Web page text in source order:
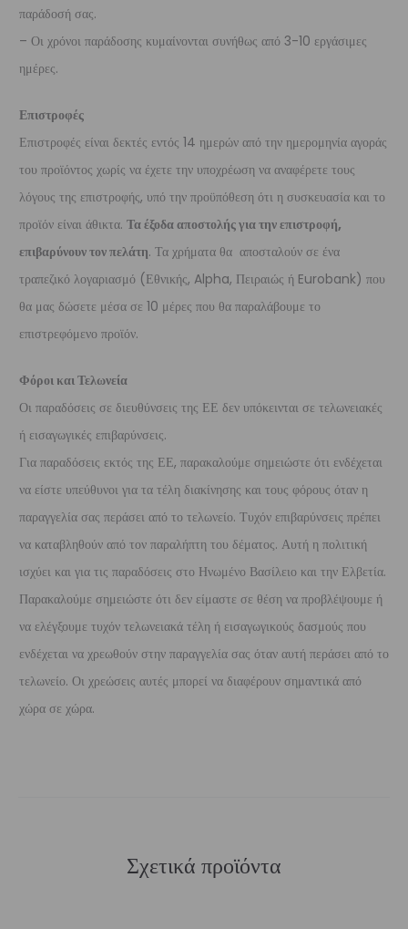
παράδοσή σας.
– Οι χρόνοι παράδοσης κυμαίνονται συνήθως από 3-10 εργάσιμες
ημέρες.
Επιστροφές
Επιστροφές είναι δεκτές εντός 14 ημερών από την ημερομηνία αγοράς
του προϊόντος χωρίς να έχετε την υποχρέωση να αναφέρετε τους
λόγους της επιστροφής, υπό την προϋπόθεση ότι η συσκευασία και το
προϊόν είναι άθικτα. Τα έξοδα αποστολής για την επιστροφή,
επιβαρύνουν τον πελάτη. Τα χρήματα θα αποσταλούν σε ένα
τραπεζικό λογαριασμό (Εθνικής, Alpha, Πειραιώς ή Eurobank) που
θα μας δώσετε μέσα σε 10 μέρες που θα παραλάβουμε το
επιστρεφόμενο προϊόν.
Φόροι και Τελωνεία
Οι παραδόσεις σε διευθύνσεις της ΕΕ δεν υπόκεινται σε τελωνειακές
ή εισαγωγικές επιβαρύνσεις.
Για παραδόσεις εκτός της ΕΕ, παρακαλούμε σημειώστε ότι ενδέχεται
να είστε υπεύθυνοι για τα τέλη διακίνησης και τους φόρους όταν η
παραγγελία σας περάσει από το τελωνείο. Τυχόν επιβαρύνσεις πρέπει
να καταβληθούν από τον παραλήπτη του δέματος. Αυτή η πολιτική
ισχύει και για τις παραδόσεις στο Ηνωμένο Βασίλειο και την Ελβετία.
Παρακαλούμε σημειώστε ότι δεν είμαστε σε θέση να προβλέψουμε ή
να ελέγξουμε τυχόν τελωνειακά τέλη ή εισαγωγικούς δασμούς που
ενδέχεται να χρεωθούν στην παραγγελία σας όταν αυτή περάσει από το
τελωνείο. Οι χρεώσεις αυτές μπορεί να διαφέρουν σημαντικά από
χώρα σε χώρα.
Σχετικά προϊόντα